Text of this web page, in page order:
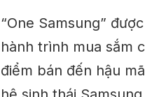
“One Samsung”
hành trình mua sắm
điểm bán đến hậu